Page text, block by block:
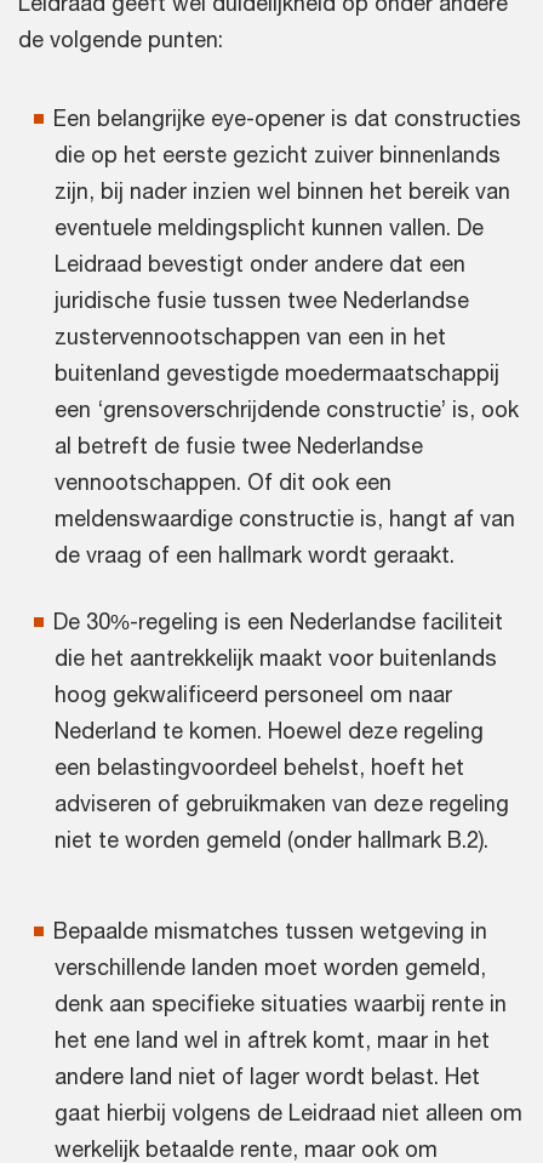
de volgende punten:
Een belangrijke eye-opener is dat constructies
die op het eerste gezicht zuiver binnenlands
zijn, bij nader inzien wel binnen het bereik van
eventuele meldingsplicht kunnen vallen. De
Leidraad bevestigt onder andere dat een
juridische fusie tussen twee Nederlandse
zustervennootschappen van een in het
buitenland gevestigde moedermaatschappij
een ‘grensoverschrijdende constructie’ is, ook
al betreft de fusie twee Nederlandse
vennootschappen. Of dit ook een
meldenswaardige constructie is, hangt af van
de vraag of een hallmark wordt geraakt.
De 30%-regeling is een Nederlandse faciliteit
die het aantrekkelijk maakt voor buitenlands
hoog gekwalificeerd personeel om naar
Nederland te komen. Hoewel deze regeling
een belastingvoordeel behelst, hoeft het
adviseren of gebruikmaken van deze regeling
niet te worden gemeld (onder hallmark B.2).
Bepaalde mismatches tussen wetgeving in
verschillende landen moet worden gemeld,
denk aan specifieke situaties waarbij rente in
het ene land wel in aftrek komt, maar in het
andere land niet of lager wordt belast. Het
gaat hierbij volgens de Leidraad niet alleen om
werkelijk betaalde rente, maar ook om